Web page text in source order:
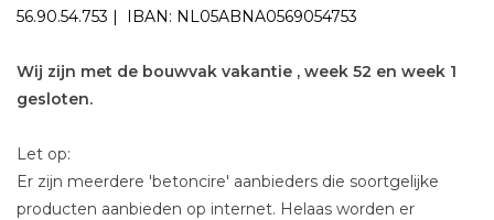
56.90.54.753 | IBAN: NL05ABNA0569054753
Wij zijn met de bouwvak vakantie , week 52 en week 1
gesloten.
Let op:
Er zijn meerdere 'betoncire' aanbieders die soortgelijke
producten aanbieden op internet. Helaas worden er